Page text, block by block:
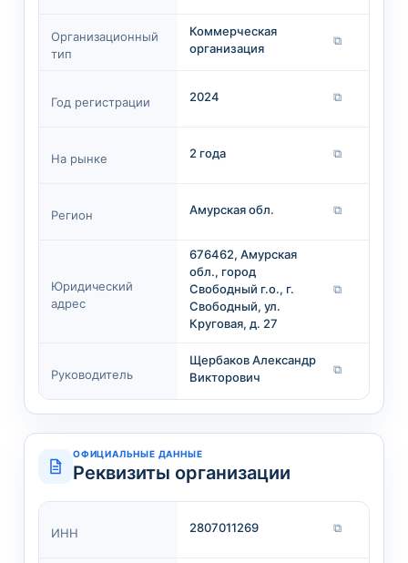
Организационный
тип
Коммерческая
организация
⧉
Год регистрации 2024 ⧉
На рынке 2 года ⧉
Регион Амурская обл. ⧉
Юридический
адрес
676462, Амурская
обл., город
Свободный г.о., г.
Свободный, ул.
Круговая, д. 27
⧉
Руководитель
Щербаков Александр
Викторович
⧉
ОФИЦИАЛЬНЫЕ ДАННЫЕ
Реквизиты организации
ИНН 2807011269 ⧉